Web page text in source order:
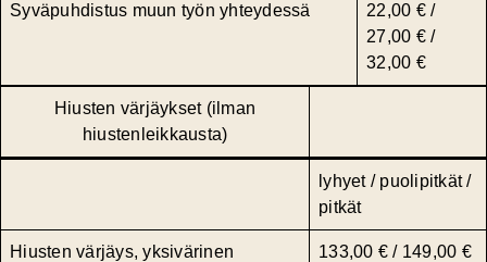
Syväpuhdistus muun työn yhteydessä
22,00 € /
27,00 € /
32,00 €
Hiusten värjäykset (ilman
hiustenleikkausta)
lyhyet / puolipitkät /
pitkät
Hiusten värjäys, yksivärinen
133,00 € / 149,00 €